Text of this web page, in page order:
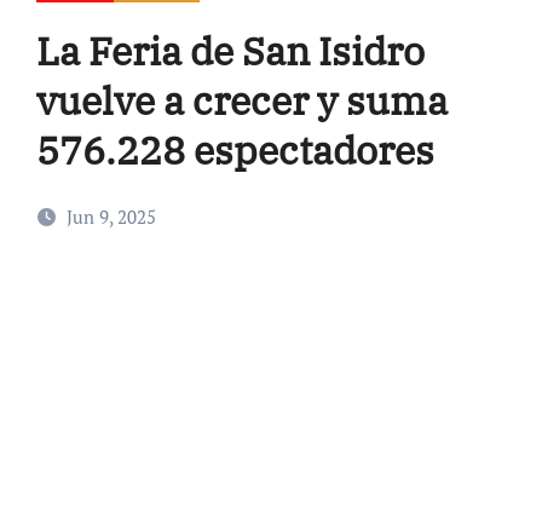
La Feria de San Isidro
vuelve a crecer y suma
576.228 espectadores
Jun 9, 2025